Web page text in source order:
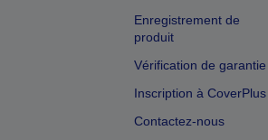
Enregistrement de
produit
Vérification de garantie
Inscription à CoverPlus
Contactez-nous